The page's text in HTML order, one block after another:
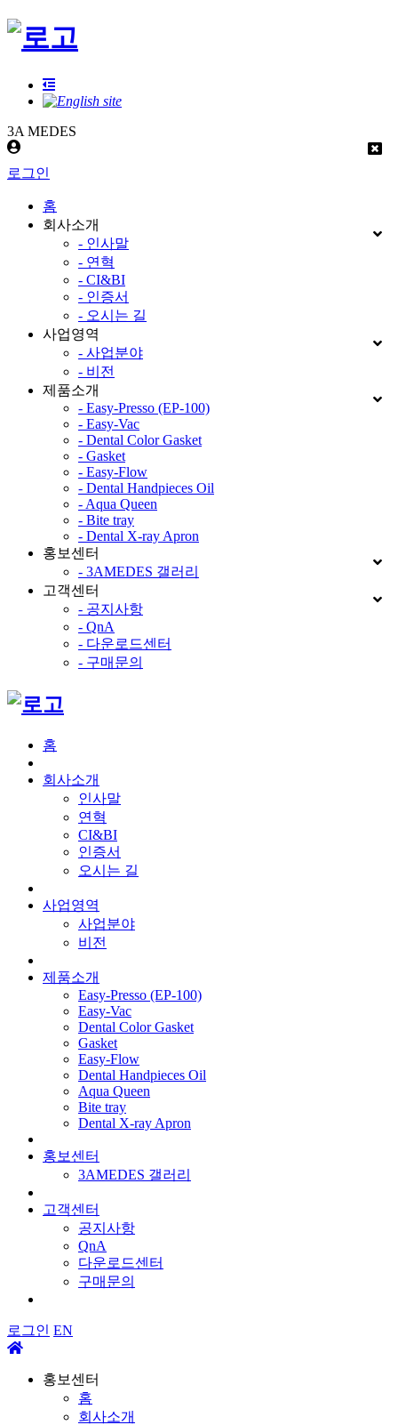
3A MEDES
로그인
홈
회사소개
- 인사말
- 연혁
- CI&BI
- 인증서
- 오시는 길
사업영역
- 사업분야
- 비전
제품소개
- Easy-Presso (EP-100)
- Easy-Vac
- Dental Color Gasket
- Gasket
- Easy-Flow
- Dental Handpieces Oil
- Aqua Queen
- Bite tray
- Dental X-ray Apron
홍보센터
- 3AMEDES 갤러리
고객센터
- 공지사항
- QnA
- 다운로드센터
- 구매문의
홈
회사소개
인사말
연혁
CI&BI
인증서
오시는 길
사업영역
사업분야
비전
제품소개
Easy-Presso (EP-100)
Easy-Vac
Dental Color Gasket
Gasket
Easy-Flow
Dental Handpieces Oil
Aqua Queen
Bite tray
Dental X-ray Apron
홍보센터
3AMEDES 갤러리
고객센터
공지사항
QnA
다운로드센터
구매문의
로그인 EN
홍보센터
홈
회사소개